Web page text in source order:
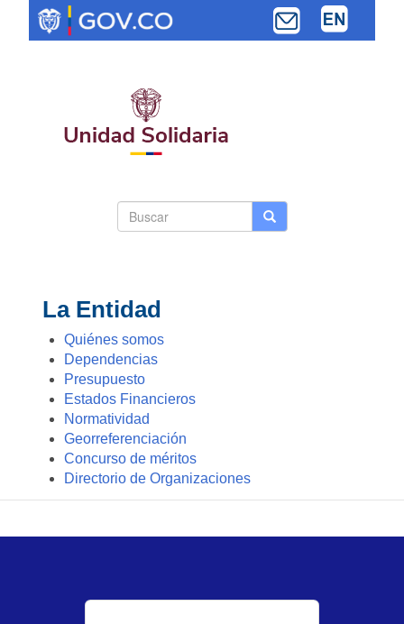
contenido
Buscar Buscar
La Entidad
Quiénes somos
Dependencias
Presupuesto
Estados Financieros
Normatividad
Georreferenciación
Concurso de méritos
Directorio de Organizaciones